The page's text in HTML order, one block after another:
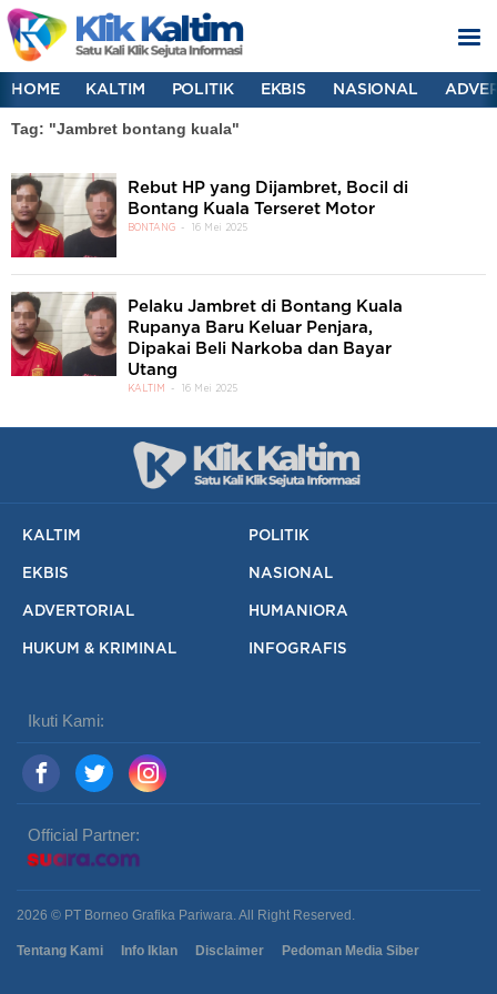
HOME KALTIM POLITIK EKBIS NASIONAL
Tag: "Jambret bontang kuala"
Rebut HP yang Dijambret, Bocil di
Bontang Kuala Terseret Motor
BONTANG 16 Mei 2025
Pelaku Jambret di Bontang Kuala
Rupanya Baru Keluar Penjara,
Dipakai Beli Narkoba dan Bayar
Utang
KALTIM 16 Mei 2025
KALTIM POLITIK
EKBIS NASIONAL
ADVERTORIAL HUMANIORA
HUKUM & KRIMINAL INFOGRAFIS
Ikuti Kami:
Official Partner:
2026 © PT Borneo Grafika Pariwara. All Right Reserved.
Tentang Kami Info Iklan Disclaimer Pedoman Media Siber